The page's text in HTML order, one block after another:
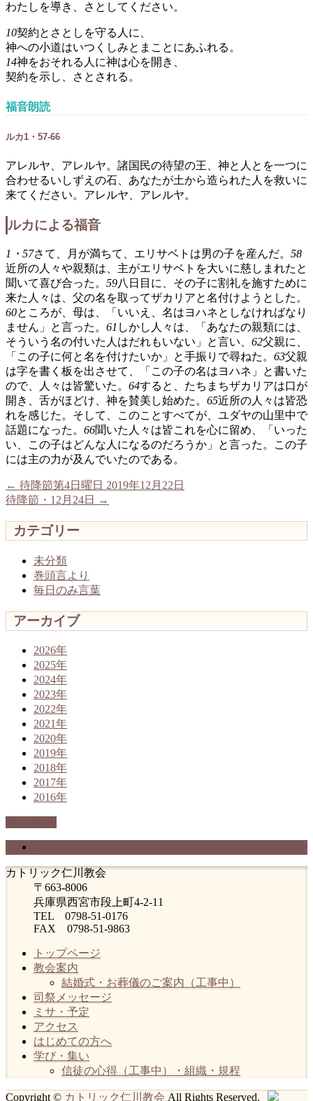
わたしを導き、さとしてください。
10契約とさとしを守る人に、
神への小道はいつくしみとまことにあふれる。
14神をおそれる人に神は心を開き、
契約を示し、さとされる。
福音朗読
ルカ1・57-66
アレルヤ、アレルヤ。諸国民の待望の王、神と人とを一つに
合わせるいしずえの石、あなたが土から造られた人を救いに
来てください。アレルヤ、アレルヤ。
ルカによる福音
1・57さて、月が満ちて、エリサベトは男の子を産んだ。 58
近所の人々や親類は、主がエリサベトを大いに慈しまれたと
聞いて喜び合った。 59八日目に、その子に割礼を施すために
来た人々は、父の名を取ってザカリアと名付けようとした。
60ところが、母は、「いいえ、名はヨハネとしなければなり
ません」と言った。 61 しかし人々は、「あなたの親類には、
そういう名の付いた人はだれもいない」と言い、 62父親に、
「この子に何と名を付けたいか」と手振りで尋ねた。 63父親
は字を書く板を出させて、「この子の名はヨハネ」と書いた
ので、人々は皆驚いた。 64すると、たちまちザカリアは口が
開き、舌がほどけ、神を賛美し始めた。 65近所の人々は皆恐
れを感じた。そして、このことすべてが、ユダヤの山里中で
話題になった。 66聞いた人々は皆これを心に留め、「いった
い、この子はどんな人になるのだろうか」と言った。この子
には主の力が及んでいたのである。
← 待降節第4日曜日 2019年12月22日
待降節・12月24日
→
カテゴリー
未分類
巻頭言より
毎日のみ言葉
アーカイブ
2026年
2025年
2024年
2023年
2022年
2021年
2020年
2019年
2018年
2017年
2016年
カトリック仁川教会
〒663-8006
兵庫県西宮市段上町4-2-11
TEL 0798-51-0176
FAX 0798-51-9863
トップページ
教会案内
結婚式・お葬儀のご案内（工事中）
司祭メッセージ
ミサ・予定
アクセス
はじめての方へ
学び・集い
信徒の心得（工事中）・組織・規程
Copyright © カトリック仁川教会 All Rights Reserved.